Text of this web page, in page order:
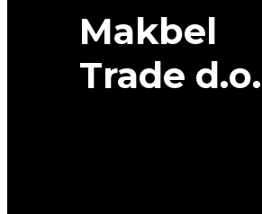
Makbel
Trade